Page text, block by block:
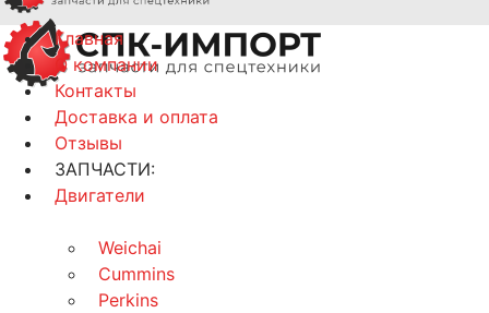
Главная
О компании
Контакты
Доставка и оплата
Отзывы
ЗАПЧАСТИ:
Двигатели
Weichai
Cummins
Perkins